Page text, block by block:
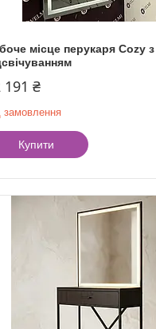
місце перукаря Cozy з
191 ₴
замовлення
Купити